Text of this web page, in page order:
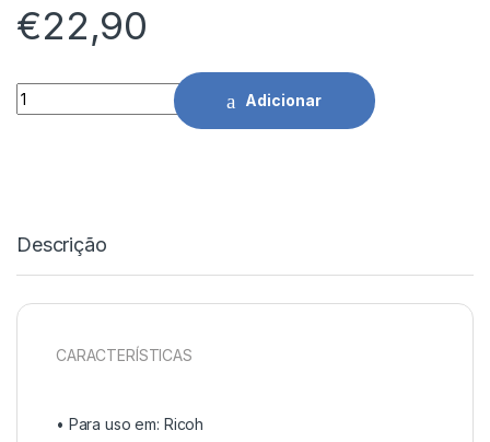
€22,90
Toner Comp. Ricoh IMC300 MG - 842384 quantidade
Adicionar
Descrição
CARACTERÍSTICAS
• Para uso em: Ricoh